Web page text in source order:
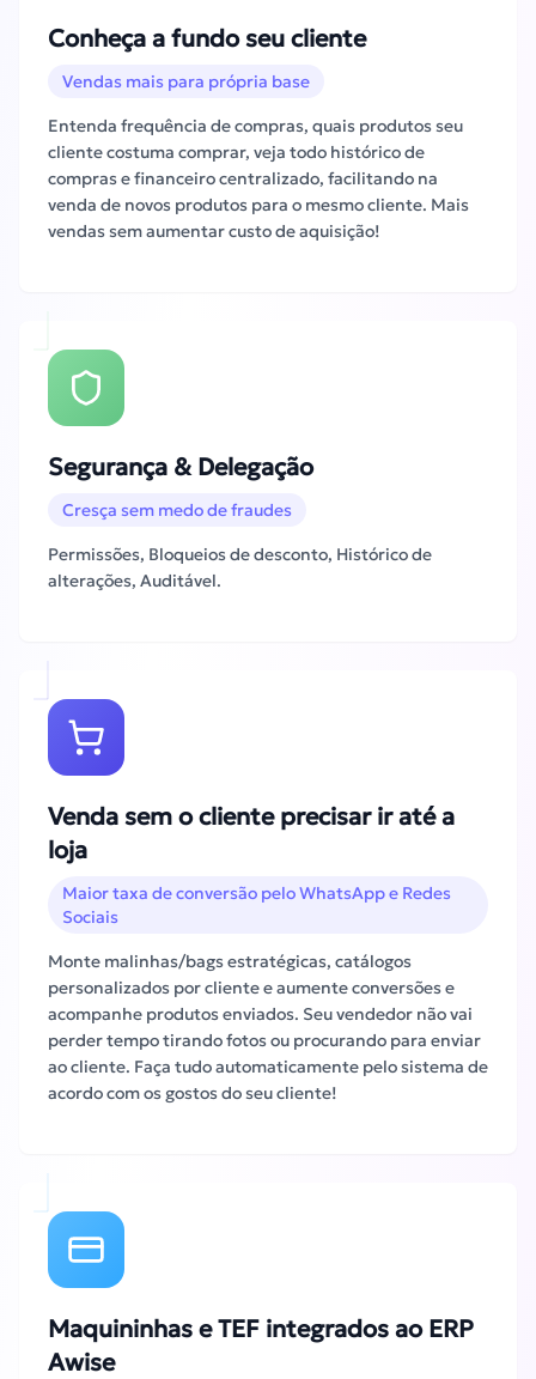
Conheça a fundo seu cliente
Vendas mais para própria base
Entenda frequência de compras, quais produtos seu
cliente costuma comprar, veja todo histórico de
compras e financeiro centralizado, facilitando na
venda de novos produtos para o mesmo cliente. Mais
vendas sem aumentar custo de aquisição!
Segurança & Delegação
Cresça sem medo de fraudes
Permissões, Bloqueios de desconto, Histórico de
alterações, Auditável.
Venda sem o cliente precisar ir até a
loja
Maior taxa de conversão pelo WhatsApp e Redes
Sociais
Monte malinhas/bags estratégicas, catálogos
personalizados por cliente e aumente conversões e
acompanhe produtos enviados. Seu vendedor não vai
perder tempo tirando fotos ou procurando para enviar
ao cliente. Faça tudo automaticamente pelo sistema de
acordo com os gostos do seu cliente!
Maquininhas e TEF integrados ao ERP
Awise